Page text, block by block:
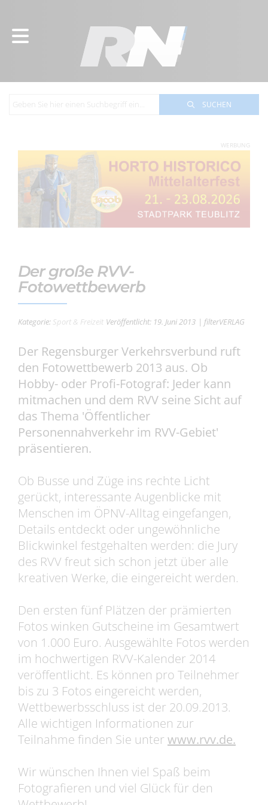
SUCHEN
WERBUNG
Der große RVV-
Fotowettbewerb
Kategorie: Sport & Freizeit Veröffentlicht: 19. Juni 2013 | filterVERLAG
Der Regensburger Verkehrsverbund ruft
den Fotowettbewerb 2013 aus. Ob
Hobby- oder Profi-Fotograf: Jeder kann
mitmachen und dem RVV seine Sicht auf
das Thema 'Öffentlicher
Personennahverkehr im RVV-Gebiet'
präsentieren.
Ob Busse und Züge ins rechte Licht
gerückt, interessante Augenblicke mit
Menschen im ÖPNV-Alltag eingefangen,
Details entdeckt oder ungewöhnliche
Blickwinkel festgehalten werden: die Jury
des RVV freut sich schon jetzt über alle
kreativen Werke, die eingereicht werden.
Den ersten fünf Plätzen der prämierten
Fotos winken Gutscheine im Gesamtwert
von 1.000 Euro. Ausgewählte Fotos werden
im hochwertigen RVV-Kalender 2014
veröffentlicht. Es können pro Teilnehmer
bis zu 3 Fotos eingereicht werden,
Wettbewerbsschluss ist der 20.09.2013.
Alle wichtigen Informationen zur
Teilnahme finden Sie unter www.rvv.de.
Wir wünschen Ihnen viel Spaß beim
Fotografieren und viel Glück für den